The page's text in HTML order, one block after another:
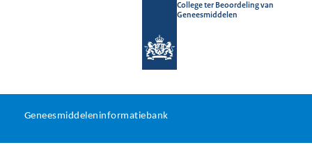
College ter Beoordeling van
Geneesmiddelen
U
Geneesmiddeleninformatiebank